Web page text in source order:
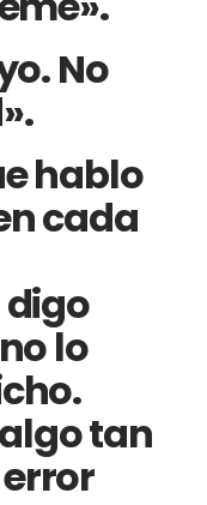
No
hablo
cada
digo
lo
tan